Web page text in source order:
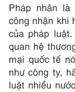
Pháp nhân
công nhận khi
của pháp
quan hệ
mại quốc tế
như công ty,
luật nhiều